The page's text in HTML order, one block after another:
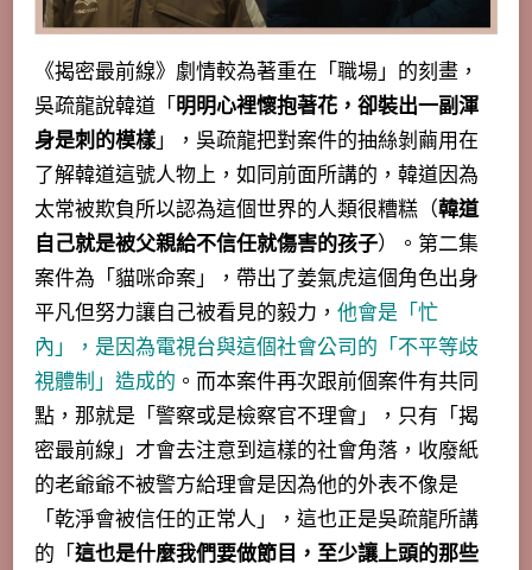
《揭密最前線》劇情較為著重在「職場」的刻畫 ，
吳疏龍說韓道「明明心裡懷抱著花，卻裝出一副渾
身是刺的模樣」，吳疏龍把對案件的抽絲剝繭用在
了解韓道這號人物上，如同前面所講的，韓道因為
太常被欺負所以認為這個世界的人類很糟糕（韓道
自己就是被父親給不信任就傷害的孩子）。 第二集
案件為「貓咪命案」，帶出了姜氣虎這個角色出身
平凡但努力讓自己被看見的毅力， 他會是「忙
內」，是因為電視台與這個社會公司的「不平等歧
視體制」造成的 。 而本案件再次跟前個案件有共同
點，那就是「警察或是檢察官不理會」，只有「揭
密最前線」才會去注意到這樣的社會角落，收廢紙
的老爺爺不被警方給理會是因為他的外表不像是
「乾淨會被信任的正常人」，這也正是吳疏龍所講
的「這也是什麼我們要做節目，至少讓上頭的那些